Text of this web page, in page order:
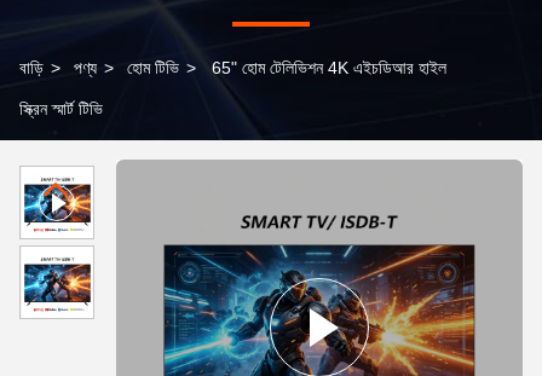
বাড়ি > পণ্য > হোম টিভি > 65" হোম টেলিভিশন 4K এইচডিআর হাইল
স্ক্রিন স্মার্ট টিভি